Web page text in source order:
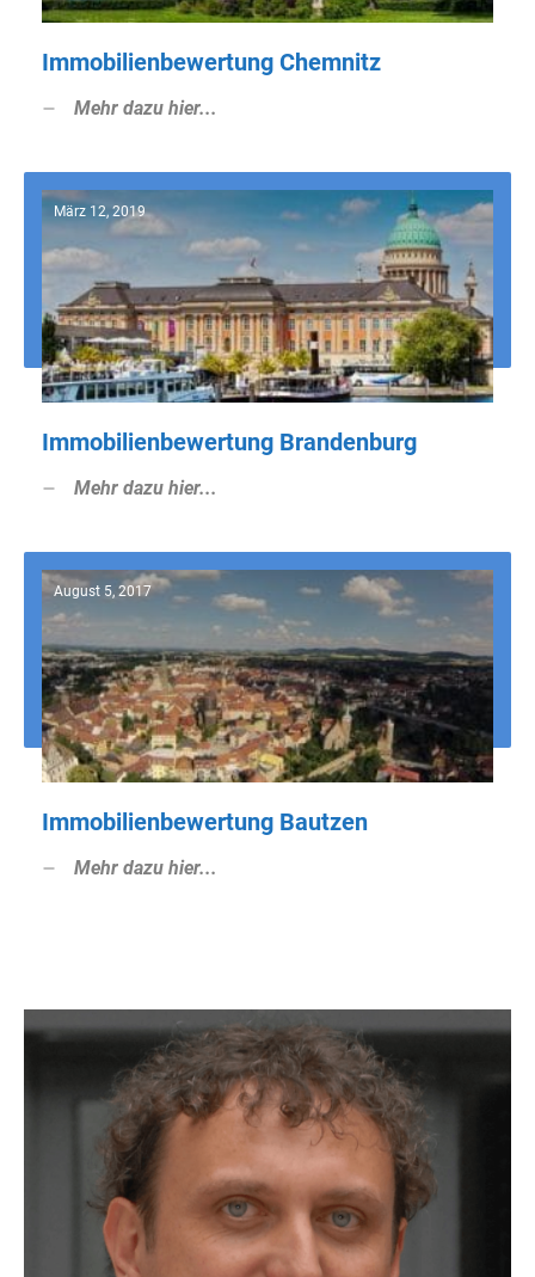
Immobilienbewertung Chemnitz
Mehr dazu hier...
März 12, 2019
Immobilienbewertung Brandenburg
Mehr dazu hier...
August 5, 2017
Immobilienbewertung Bautzen
Mehr dazu hier...